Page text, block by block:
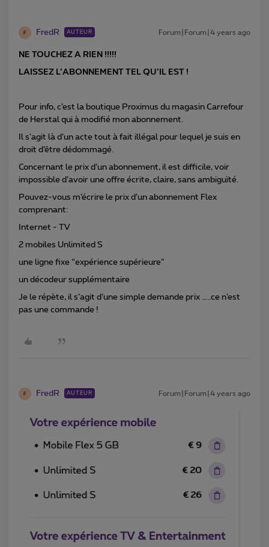
F FredR AUTEUR Forum|Forum|4 years ago
NE TOUCHEZ A RIEN !!!!!
LAISSEZ L’ABONNEMENT TEL QU’IL EST !
Pour info, c’est la boutique Proximus du magasin Carrefour
de Herstal qui à modifié mon abonnement.
Il s’agit là d’un acte tout à fait illégal pour lequel je suis en
droit d’être dédommagé.
Concernant le prix d’un abonnement, il est difficile, voir
impossible d’avoir une offre écrite, claire, sans ambiguïté.
Pouvez-vous m’écrire le prix d’un abonnement Flex
comprenant:
Internet - TV
2 mobiles Unlimited S
une ligne fixe “expérience supérieure”
un décodeur supplémentaire
Je le répète, il s’agit d’une simple demande prix …..ce n’est
pas une commande !
F FredR AUTEUR Forum|Forum|4 years ago